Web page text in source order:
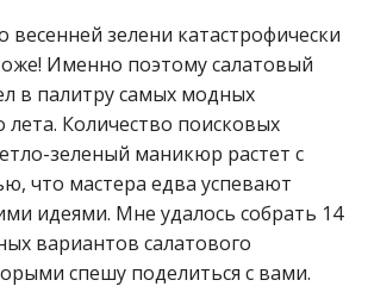
весенней зелени катастрофически
Именно поэтому салатовый
в палитру самых модных
лета. Количество поисковых
зеленый маникюр растет с
что мастера едва успевают
идеями. Мне удалось собрать 14
вариантов салатового
спешу поделиться с вами.